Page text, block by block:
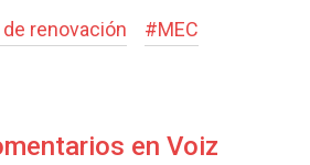
renovación #MEC
en Voiz